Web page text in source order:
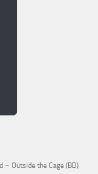
– Outside the Cage (BD)